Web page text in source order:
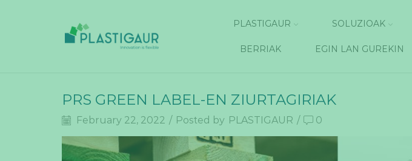
PLASTIGAUR SOLUZIOAK
BERRIAK EGIN LAN GUREKIN
PRS GREEN LABEL-EN ZIURTAGIRIAK
February 22, 2022 / Posted by PLASTIGAUR / 0